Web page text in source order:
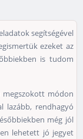
segítségével
ezeket az
is tudom
módon
lazább, rendhagyó
még jól
lehetett jó jegyet